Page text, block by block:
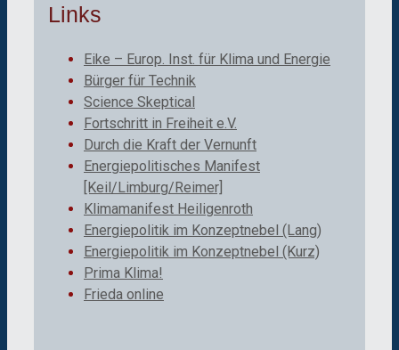
Links
Eike – Europ. Inst. für Klima und Energie
Bürger für Technik
Science Skeptical
Fortschritt in Freiheit e.V.
Durch die Kraft der Vernunft
Energiepolitisches Manifest
[Keil/Limburg/Reimer]
Klimamanifest Heiligenroth
Energiepolitik im Konzeptnebel (Lang)
Energiepolitik im Konzeptnebel (Kurz)
Prima Klima!
Frieda online